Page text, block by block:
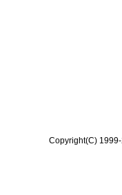
Copyright(C)